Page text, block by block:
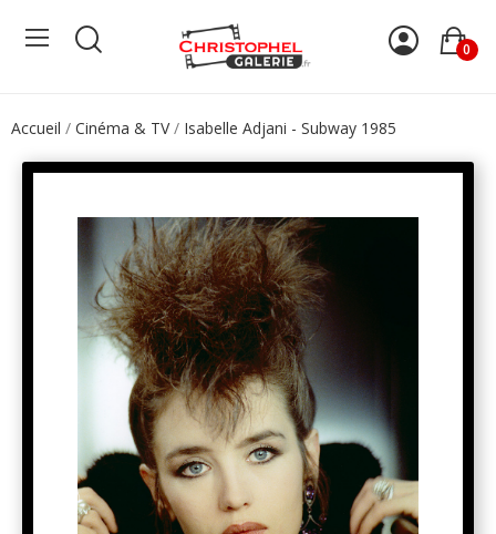
0
Accueil Cinéma & TV Isabelle Adjani - Subway 1985